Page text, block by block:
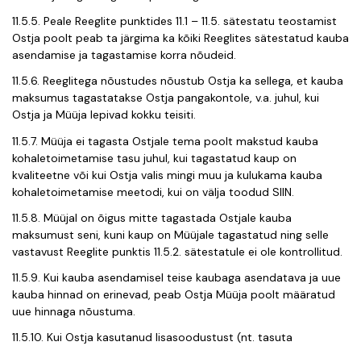
11.5.5. Peale Reeglite punktides 11.1 – 11.5. sätestatu teostamist
Ostja poolt peab ta järgima ka kõiki Reeglites sätestatud kauba
asendamise ja tagastamise korra nõudeid.
11.5.6. Reeglitega nõustudes nõustub Ostja ka sellega, et kauba
maksumus tagastatakse Ostja pangakontole, v.a. juhul, kui
Ostja ja Müüja lepivad kokku teisiti.
11.5.7. Müüja ei tagasta Ostjale tema poolt makstud kauba
kohaletoimetamise tasu juhul, kui tagastatud kaup on
kvaliteetne või kui Ostja valis mingi muu ja kulukama kauba
kohaletoimetamise meetodi, kui on välja toodud SIIN.
11.5.8. Müüjal on õigus mitte tagastada Ostjale kauba
maksumust seni, kuni kaup on Müüjale tagastatud ning selle
vastavust Reeglite punktis 11.5.2. sätestatule ei ole kontrollitud.
11.5.9. Kui kauba asendamisel teise kaubaga asendatava ja uue
kauba hinnad on erinevad, peab Ostja Müüja poolt määratud
uue hinnaga nõustuma.
11.5.10. Kui Ostja kasutanud lisasoodustust (nt. tasuta